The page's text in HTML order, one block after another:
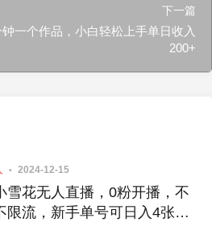
下一篇
一个作品，小白轻松上手单日收入
200+
2024-12-15
雪花无人直播，0粉开播，不
限流，新手单号可日入4张，